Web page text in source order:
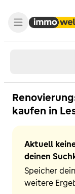
kaufen in
Aktuell
deinen
Speicher
weitere